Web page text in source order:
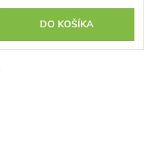
DO KOŠÍKA